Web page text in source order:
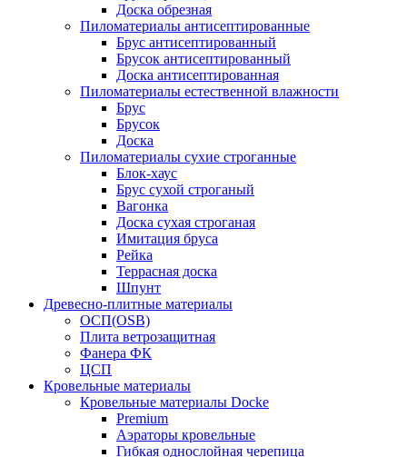
Доска обрезная
Пиломатериалы антисептированные
Брус антисептированный
Брусок антисептированный
Доска антисептированная
Пиломатериалы естественной влажности
Брус
Брусок
Доска
Пиломатериалы сухие строганные
Блок-хаус
Брус сухой строганый
Вагонка
Доска сухая строганая
Имитация бруса
Рейка
Террасная доска
Шпунт
Древесно-плитные материалы
ОСП(OSB)
Плита ветрозащитная
Фанера ФК
ЦСП
Кровельные материалы
Кровельные материалы Docke
Premium
Аэраторы кровельные
Гибкая однослойная черепица